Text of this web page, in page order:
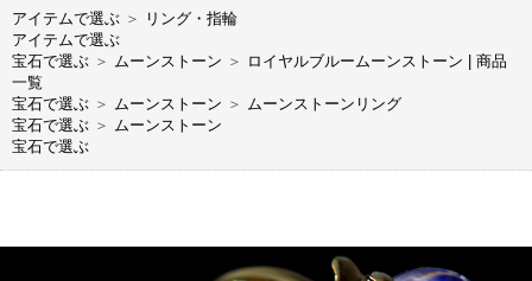
アイテムで選ぶ ＞
リング・指輪
アイテムで選ぶ
宝石で選ぶ ＞ ムーンストーン ＞ ロイヤルブルームーンストーン | 商品
一覧
宝石で選ぶ ＞ ムーンストーン ＞ ムーンストーンリング
宝石で選ぶ ＞ ムーンストーン
宝石で選ぶ